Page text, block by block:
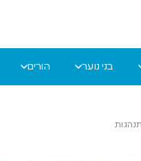
בני נוער הורים